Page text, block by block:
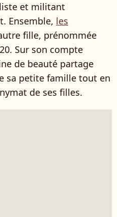
et militant
Ensemble, les
fille, prénommée
Sur son compte
de beauté partage
sa petite famille tout en
de ses filles.